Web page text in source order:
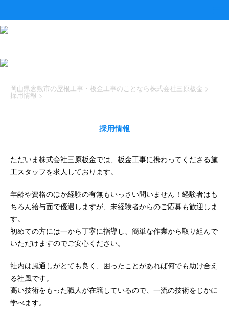
岡山県倉敷市の屋根工事・板金工事のことなら株式会社三原板金 >
採用情報>
採用情報
ただいま株式会社三原板金では、板金工事に携わってくださる施
工スタッフを求人しております。
年齢や資格のほか経験の有無もいっさい問いません！経験者はも
ちろん給与面で優遇しますが、未経験者からのご応募も歓迎しま
す。
初めての方には一から丁寧に指導し、簡単な作業から取り組んで
いただけますのでご安心ください。
社内は風通しがとても良く、困ったことがあれば何でも助け合え
る社風です。
高い技術をもった職人が在籍しているので、一流の技術をじかに
学べます。